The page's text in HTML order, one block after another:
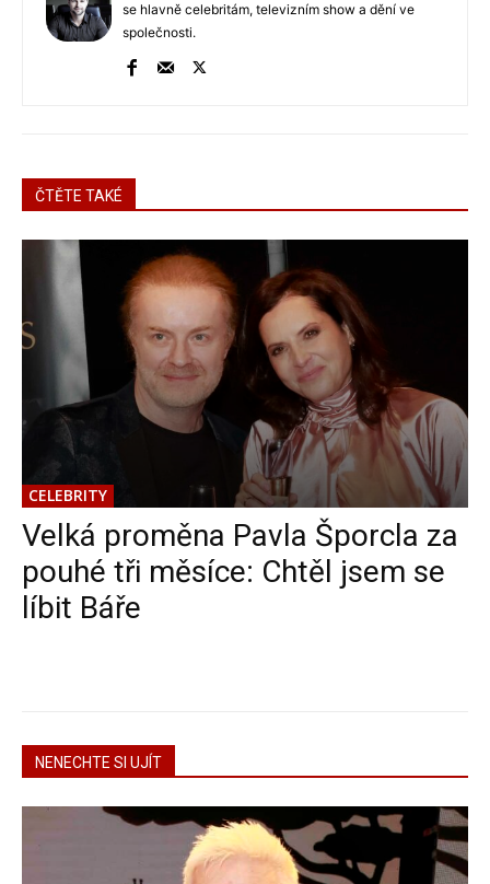
se hlavně celebritám, televizním show a dění ve
společnosti.
ČTĚTE TAKÉ
CELEBRITY
Velká proměna Pavla Šporcla za
pouhé tři měsíce: Chtěl jsem se
líbit Báře
NENECHTE SI UJÍT